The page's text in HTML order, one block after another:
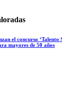
el concurso ‘Talento
mayores de 50 años